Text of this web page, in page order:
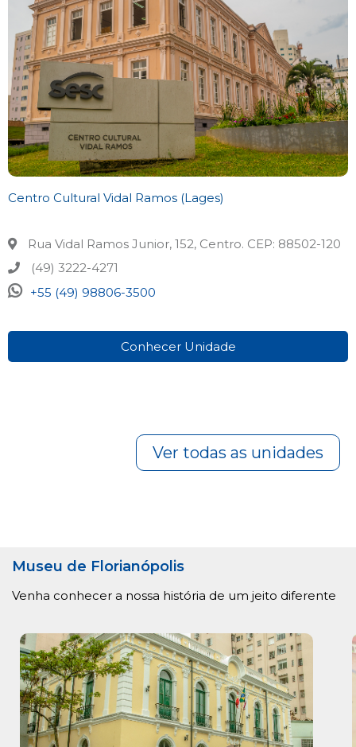
Centro Cultural Vidal Ramos (Lages)
Rua Vidal Ramos Junior, 152, Centro. CEP: 88502-120
(49) 3222-4271
+55 (49) 98806-3500
Conhecer Unidade
Ver todas as unidades
Museu de Florianópolis
Venha conhecer a nossa história de um jeito diferente